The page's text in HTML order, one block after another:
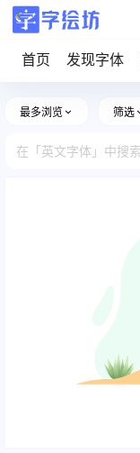
首页 发现字体
最多浏览 筛选